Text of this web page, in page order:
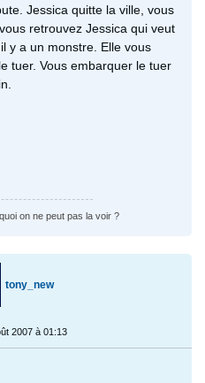
Jessica quitte la ville, vous
retrouvez Jessica qui veut
y a un monstre. Elle vous
tuer. Vous embarquer le tuer
on ne peut pas la voir ?
tony_new
2007 à 01:13